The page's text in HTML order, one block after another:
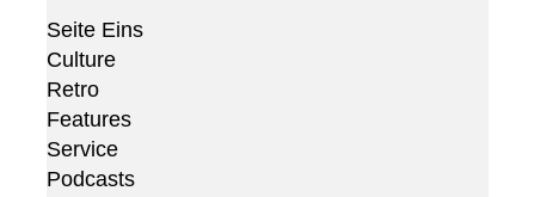
Seite Eins
Culture
Retro
Features
Service
Podcasts